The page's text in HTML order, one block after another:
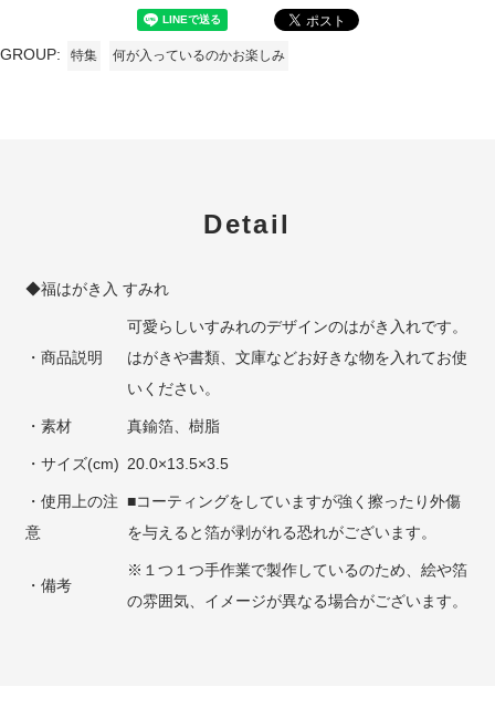
GROUP: 特集 何が入っているのかお楽しみ
Detail
◆福はがき入 すみれ
・商品説明
可愛らしいすみれのデザインのはがき入れです。
はがきや書類、文庫などお好きな物を入れてお使
いください。
・素材 真鍮箔、樹脂
・サイズ(cm) 20.0×13.5×3.5
・使用上の注
意
■コーティングをしていますが強く擦ったり外傷
を与えると箔が剥がれる恐れがございます。
・備考
※１つ１つ手作業で製作しているのため、絵や箔
の雰囲気、イメージが異なる場合がございます。